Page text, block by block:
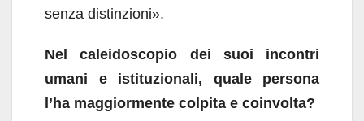
senza distinzioni».
Nel caleidoscopio dei suoi incontri
umani e istituzionali, quale persona
l’ha maggiormente colpita e coinvolta?